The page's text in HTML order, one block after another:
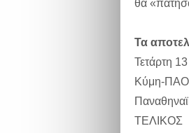
θα
Τα
Τετάρτη
Κύμη-
ΤΕΛΙΚΟΣ